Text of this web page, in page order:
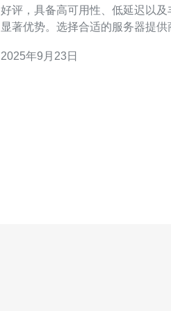
好评，具备高可用性、低延迟以
显著优势。选择合适的服务器提
了众多企业的首选。本文将从多个
2025年9月23日